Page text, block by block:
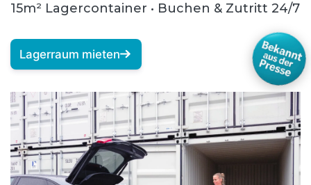
15m² Lagercontainer • Buchen & Zutritt 24/7
Lagerraum mieten